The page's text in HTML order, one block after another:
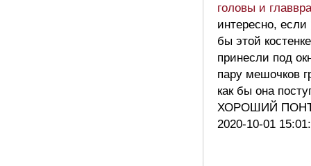
головы и
интересно, если
бы этой костенке
принесли под
пару мешочков
как бы она
ХОРОШИЙ
2020-10-01